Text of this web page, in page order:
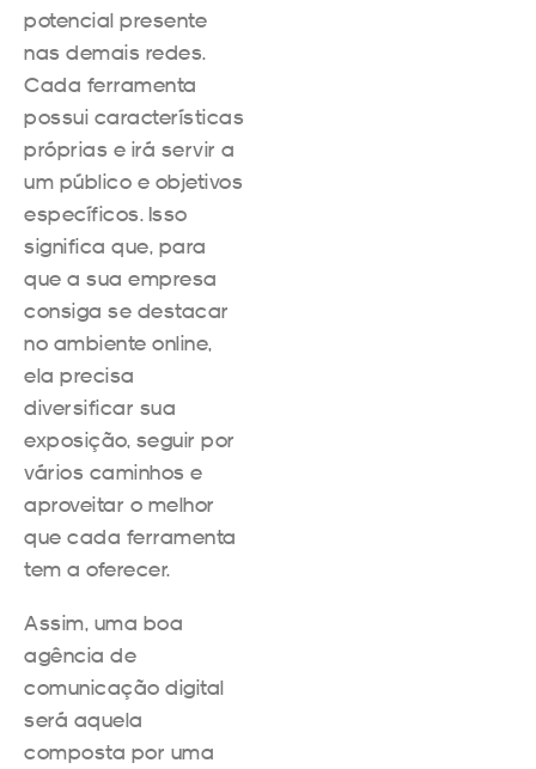
potencial presente
nas demais redes.
Cada ferramenta
possui características
próprias e irá servir a
um público e objetivos
específicos. Isso
significa que, para
que a sua empresa
consiga se destacar
no ambiente online,
ela precisa
diversificar sua
exposição, seguir por
vários caminhos e
aproveitar o melhor
que cada ferramenta
tem a oferecer.
Assim, uma boa
agência de
comunicação digital
será aquela
composta por uma